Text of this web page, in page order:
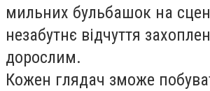
мильних бульбашок на
незабутнє відчуття
дорослим.
Кожен глядач зможе